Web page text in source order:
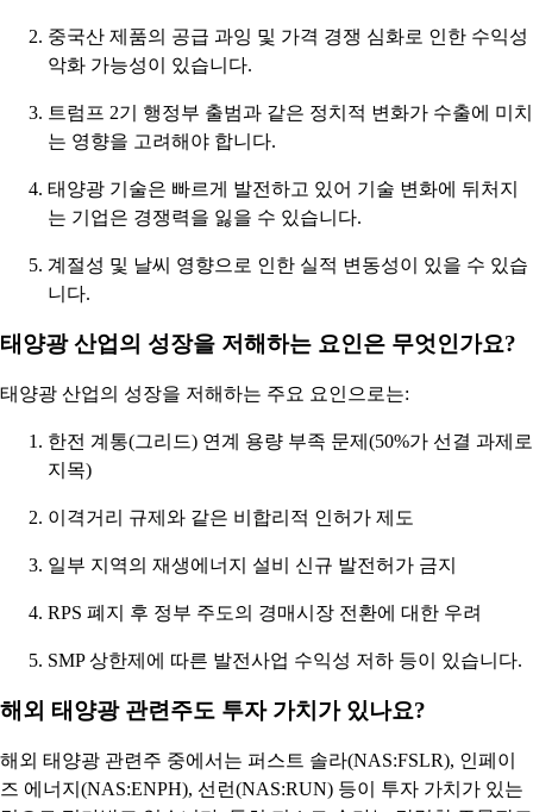
중국산 제품의 공급 과잉 및 가격 경쟁 심화로 인한 수익성
악화 가능성이 있습니다.
트럼프 2기 행정부 출범과 같은 정치적 변화가 수출에 미치
는 영향을 고려해야 합니다.
태양광 기술은 빠르게 발전하고 있어 기술 변화에 뒤처지
는 기업은 경쟁력을 잃을 수 있습니다.
계절성 및 날씨 영향으로 인한 실적 변동성이 있을 수 있습
니다.
태양광 산업의 성장을 저해하는 요인은 무엇인가요?
태양광 산업의 성장을 저해하는 주요 요인으로는:
한전 계통(그리드) 연계 용량 부족 문제(50%가 선결 과제로
지목)
이격거리 규제와 같은 비합리적 인허가 제도
일부 지역의 재생에너지 설비 신규 발전허가 금지
RPS 폐지 후 정부 주도의 경매시장 전환에 대한 우려
SMP 상한제에 따른 발전사업 수익성 저하 등이 있습니다.
해외 태양광 관련주도 투자 가치가 있나요?
해외 태양광 관련주 중에서는 퍼스트 솔라(NAS:FSLR), 인페이
즈 에너지(NAS:ENPH), 선런(NAS:RUN) 등이 투자 가치가 있는